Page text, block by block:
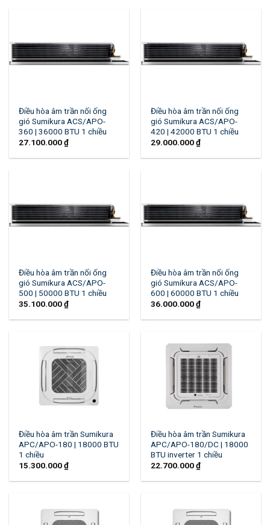
Điều hòa âm trần nối ống
gió Sumikura ACS/APO-
360 | 36000 BTU 1 chiều
27.100.000₫
Điều hòa âm trần nối ống
gió Sumikura ACS/APO-
420 | 42000 BTU 1 chiều
29.000.000₫
Điều hòa âm trần nối ống
gió Sumikura ACS/APO-
500 | 50000 BTU 1 chiều
35.100.000₫
Điều hòa âm trần nối ống
gió Sumikura ACS/APO-
600 | 60000 BTU 1 chiều
36.000.000₫
Điều hòa âm trần Sumikura
APC/APO-180 | 18000 BTU
1 chiều
15.300.000₫
Điều hòa âm trần Sumikura
APC/APO-180/DC | 18000
BTU inverter 1 chiều
22.700.000₫